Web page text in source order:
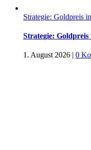
Strategie: Goldpreis
Strategie:
1. August 2026 0